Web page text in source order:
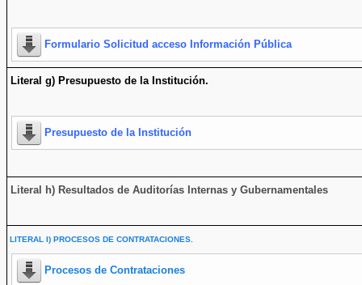
Formulario Solicitud acceso Información Pública
Literal g) Presupuesto de la Institución.
Presupuesto de la Institución
Literal h) Resultados de Auditorías Internas y Gubernamentales
LITERAL I) PROCESOS DE CONTRATACIONES.
Procesos de Contrataciones